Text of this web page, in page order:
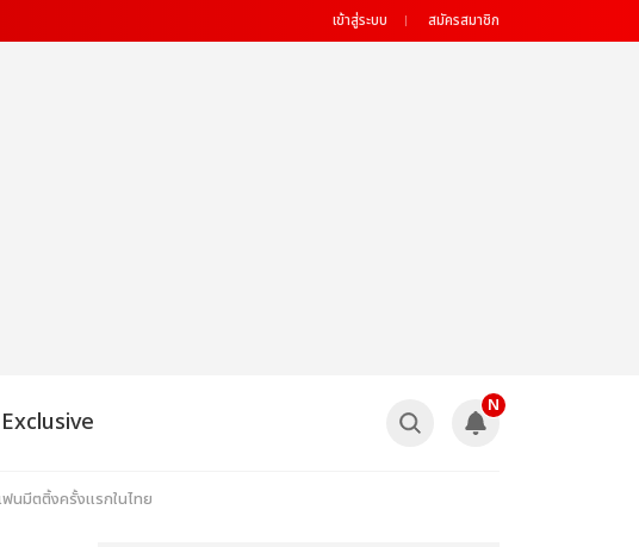
เข้าสู่ระบบ สมัครสมาชิก
Exclusive
N
ฟนมีตติ้งครั้งแรกในไทย